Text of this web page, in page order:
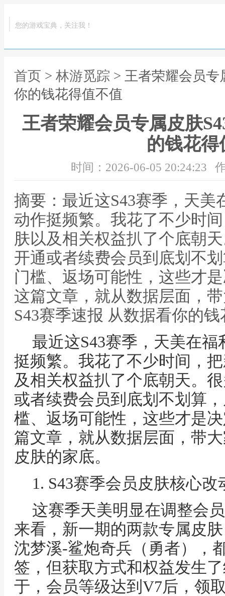
您的游戏宝典，关注我！
首页 > 林游觅踪 > 王者荣耀会员专
你的钱花得值不值
王者荣耀会员专属皮肤
的钱花得
时间：2026-06-05 20:24:23
摘要：最近这S43赛季，天
动作挺频繁。我花了不少时
肤以及相关权益扒了个底朝
开通或者续费会员到底划不
门槛、返场可能性，这些才
这篇文章，就从数据层面，
S43赛季速报 从数据看你的
最近这S43赛季，天美在
挺频繁。我花了不少时间，
及相关权益扒了个底朝天。
或者续费会员到底划不划算
槛、返场可能性，这些才是
篇文章，就从数据层面，带
皮肤的家底。
1. S43赛季会员皮肤核心
这赛季天美明显在调整会
来看，新一期的两款专属皮
沈梦溪-鲨炮奇兵（勇者），
签，但获取方式和权益发生
于，会员等级达到V7后，领